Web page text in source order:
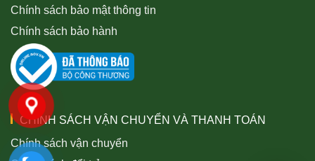
Chính sách bảo mật thông tin
Chính sách bảo hành
CHÍNH SÁCH VẬN CHUYỂN VÀ THANH TOÁN
Chính sách vận chuyển